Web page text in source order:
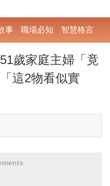
事 職場必知 智慧格言
歲家庭主婦「竟
這2物看似實